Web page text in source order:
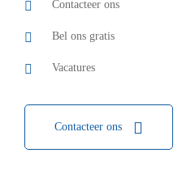
Contacteer ons
Bel ons gratis
Vacatures
Contacteer ons